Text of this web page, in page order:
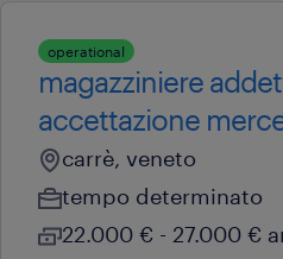
operational
magazziniere
accettazione
carrè, veneto
tempo determinato
22.000 € - 27.000 €